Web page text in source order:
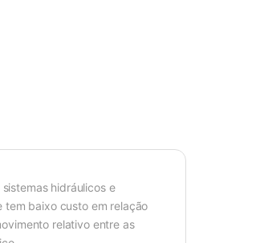
hidráulicos e
tem baixo custo em relação
relativo entre as